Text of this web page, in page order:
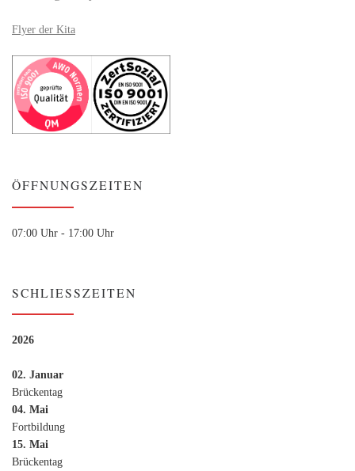
Flyer der Kita
ÖFFNUNGSZEITEN
07:00 Uhr - 17:00 Uhr
SCHLIESSZEITEN
2026
02. Januar
Brückentag
04. Mai
Fortbildung
15. Mai
Brückentag